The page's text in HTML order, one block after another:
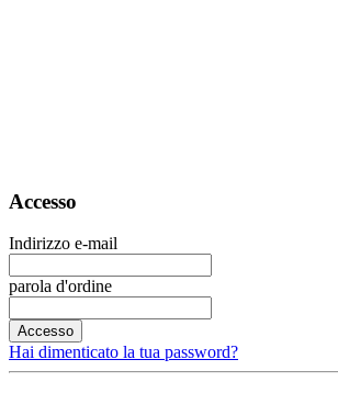
Accesso
Indirizzo e-mail
parola d'ordine
Accesso
Hai dimenticato la tua password?